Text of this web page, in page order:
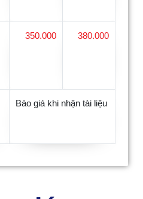
350.000 380.000
Báo giá khi nhận tài liệu